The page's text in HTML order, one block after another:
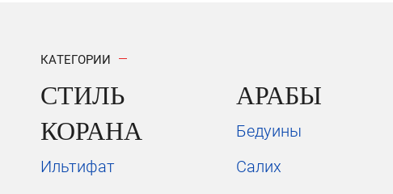
КАТЕГОРИИ
СТИЛЬ
КОРАНА
Ильтифат
АРАБЫ
Бедуины
Салих